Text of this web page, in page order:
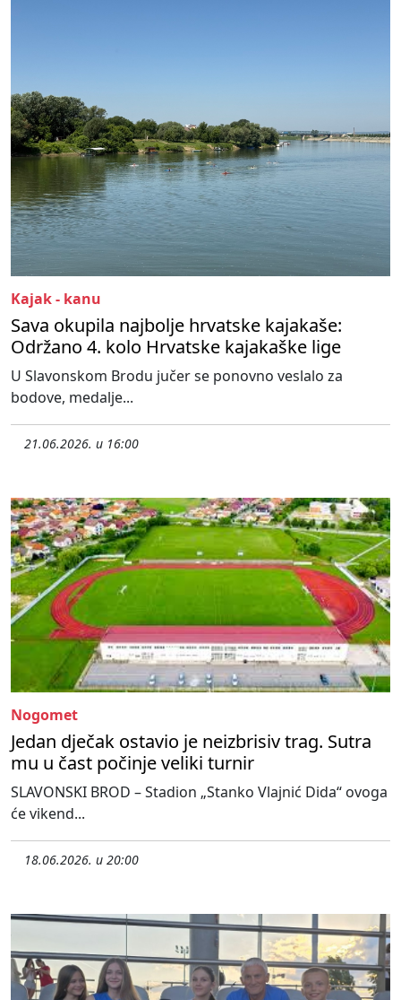
Kajak - kanu
Sava okupila najbolje hrvatske kajakaše:
Održano 4. kolo Hrvatske kajakaške lige
U Slavonskom Brodu jučer se ponovno veslalo za
bodove, medalje...
21.06.2026. u 16:00
Nogomet
Jedan dječak ostavio je neizbrisiv trag. Sutra
mu u čast počinje veliki turnir
SLAVONSKI BROD – Stadion „Stanko Vlajnić Dida“ ovoga
će vikend...
18.06.2026. u 20:00